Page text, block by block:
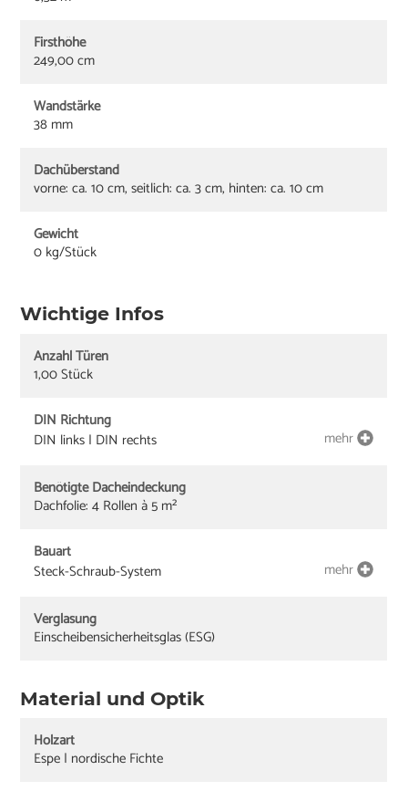
Firsthöhe
249,00 cm
Wandstärke
38 mm
Dachüberstand
vorne: ca. 10 cm, seitlich: ca. 3 cm, hinten: ca. 10 cm
Gewicht
0 kg/Stück
Wichtige Infos
Anzahl Türen
1,00 Stück
DIN Richtung
DIN links | DIN rechts
mehr
Benötigte Dacheindeckung
Dachfolie: 4 Rollen à 5 m²
Bauart
Steck-Schraub-System
mehr
Verglasung
Einscheibensicherheitsglas (ESG)
Material und Optik
Holzart
Espe | nordische Fichte